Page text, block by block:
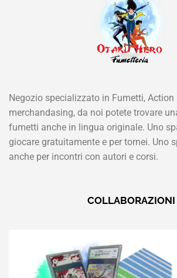
Negozio specializzato in Fumetti, Action
merchandasing, da noi potete trovare
fumetti anche in lingua originale. Uno
giocare gratuitamente e per tornei. Uno
anche per incontri con autori e corsi.
COLLABORAZIONI